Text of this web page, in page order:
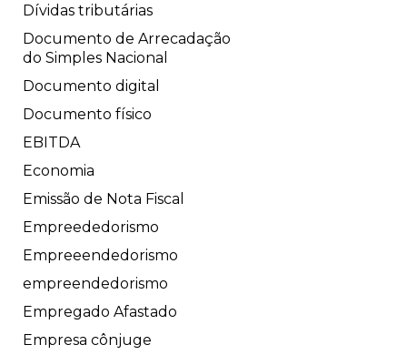
Dívidas tributárias
Documento de Arrecadação
do Simples Nacional
Documento digital
Documento físico
EBITDA
Economia
Emissão de Nota Fiscal
Empreededorismo
Empreeendedorismo
empreendedorismo
Empregado Afastado
Empresa cônjuge